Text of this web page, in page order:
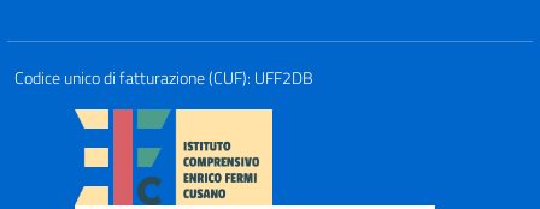
Codice unico di fatturazione (CUF): UFF2DB